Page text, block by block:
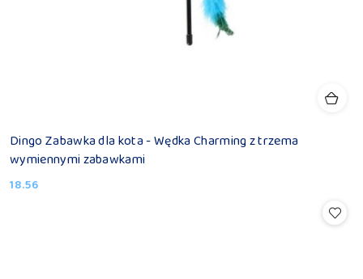
Dingo Zabawka dla kota - Wędka Charming z trzema
wymiennymi zabawkami
Cena:
18.56